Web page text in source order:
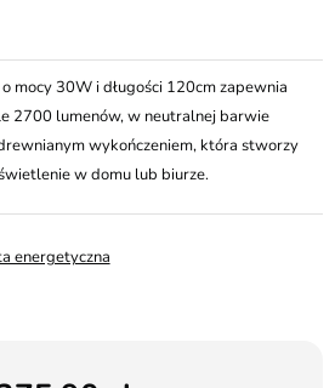
mocy 30W i długości 120cm zapewnia
2700 lumenów, w neutralnej barwie
wykończeniem, która stworzy
w domu lub biurze.
energetyczna